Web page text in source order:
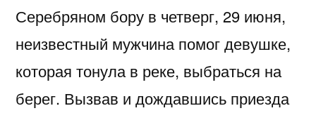
Серебряном бору в четверг, 29 июня,
неизвестный мужчина помог девушке,
которая тонула в реке, выбраться на
берег. Вызвав и дождавшись приезда